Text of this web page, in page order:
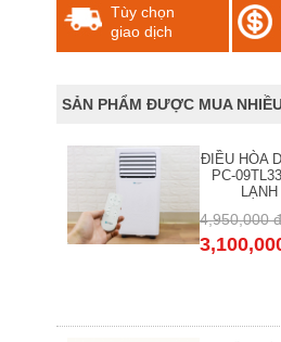
Tùy chọn
giao dịch
SẢN PHẨM ĐƯỢC MUA
ĐIỀU HÒA
PC-
4,950,000 đ